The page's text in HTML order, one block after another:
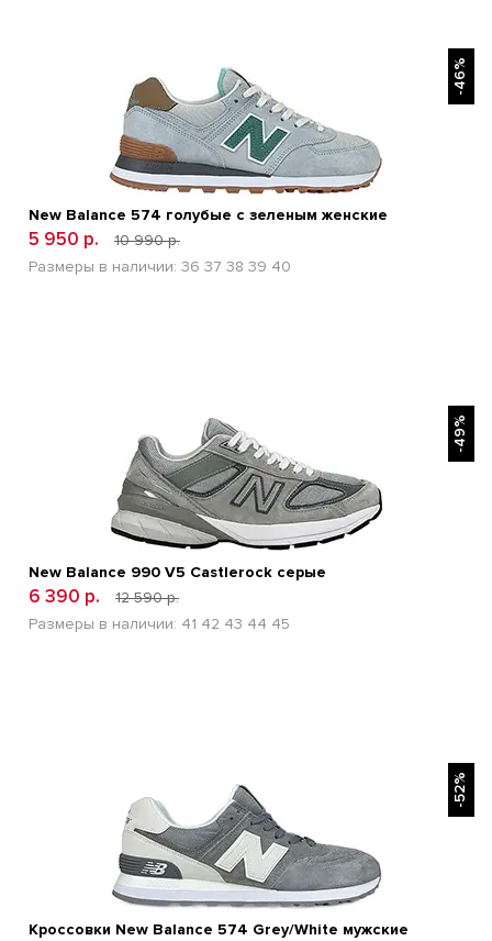
-46%
New Balance 574 голубые с зеленым женские
5 950 р.
10 990 р.
Размеры в наличии: 36 37 38 39 40
-49%
New Balance 990 V5 Castlerock серые
6 390 р.
12 590 р.
Размеры в наличии: 41 42 43 44 45
-52%
Кроссовки New Balance 574 Grey/White мужские